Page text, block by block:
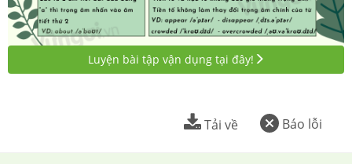
Luyện bài tập vận dụng tại đây!
Báo lỗi
Tải về